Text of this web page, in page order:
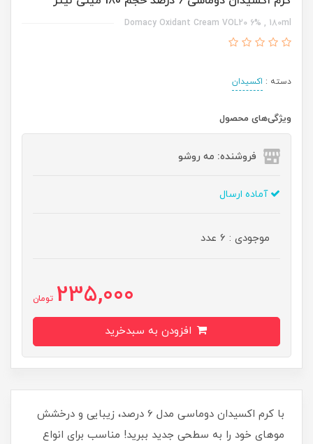
Domacy Oxidant Cream VOL20 6% , 180ml
دسته : اکسیدان
ویژگی‌های محصول
فروشنده: مه رو‌شو
آماده ارسال
موجودی : 6 عدد
235,000 تومان
با کرم اکسیدان دوماسی مدل 6 درصد، زیبایی و درخشش
موهای خود را به سطحی جدید ببرید! مناسب برای انواع